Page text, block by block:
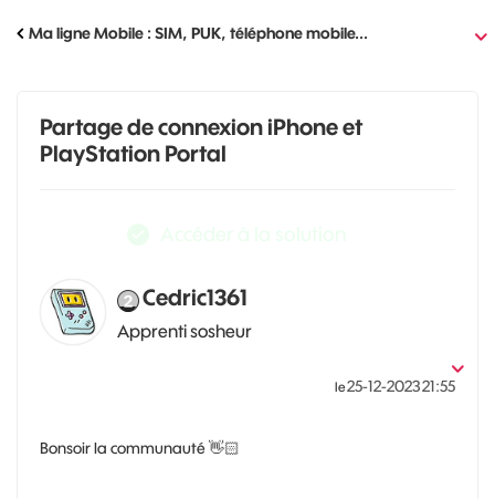
Ma ligne Mobile : SIM, PUK, téléphone mobile...
Partage de connexion iPhone et
PlayStation Portal
Cedric1361
Apprenti sosheur
le‎25-12-202321:55
Bonsoir la communauté👋🏻